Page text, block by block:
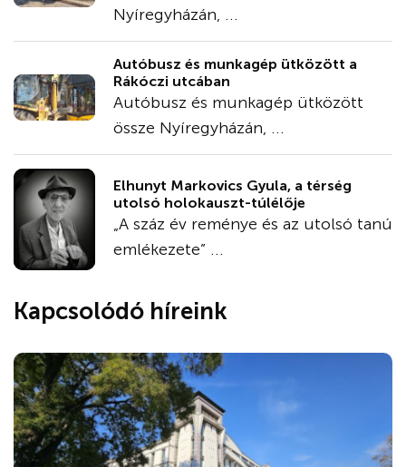
Nyíregyházán, ...
Autóbusz és munkagép ütközött a
Rákóczi utcában
Autóbusz és munkagép ütközött
össze Nyíregyházán, ...
Elhunyt Markovics Gyula, a térség
utolsó holokauszt-túlélője
„A száz év reménye és az utolsó tanú
emlékezete” ...
Kapcsolódó híreink